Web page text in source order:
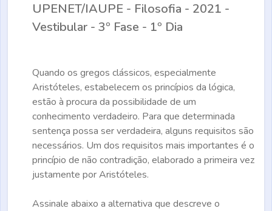
UPENET/IAUPE - Filosofia - 2021 -
Vestibular - 3º Fase - 1º Dia
Quando os gregos clássicos, especialmente
Aristóteles, estabelecem os princípios da lógica,
estão à procura da possibilidade de um
conhecimento verdadeiro. Para que determinada
sentença possa ser verdadeira, alguns requisitos são
necessários. Um dos requisitos mais importantes é o
princípio de não contradição, elaborado a primeira vez
justamente por Aristóteles.
Assinale abaixo a alternativa que descreve o